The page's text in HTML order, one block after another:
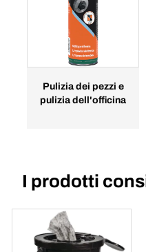
Pulizia dei pezzi e
pulizia dell'officina
I prodotti